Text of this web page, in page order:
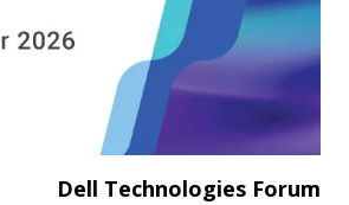
Dell Technologies Forum